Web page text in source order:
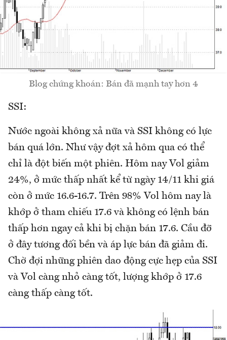
Blog chứng khoán: Bán đã mạnh tay hơn 4
SSI:
Nước ngoài không xả nữa và SSI không có lực
bán quá lớn. Như vậy đợt xả hôm qua có thể
chỉ là đột biến một phiên. Hôm nay Vol giảm
24%, ở mức thấp nhất kể từ ngày 14/11 khi giá
còn ở mức 16.6-16.7. Trên 98% Vol hôm nay là
khớp ở tham chiếu 17.6 và không có lệnh bán
thấp hơn ngay cả khi bị chặn bán 17.6. Cầu đỡ
ở đây tương đối bền và áp lực bán đã giảm đi.
Chờ đợi những phiên dao động cực hẹp của SSI
và Vol càng nhỏ càng tốt, lượng khớp ở 17.6
càng thấp càng tốt.